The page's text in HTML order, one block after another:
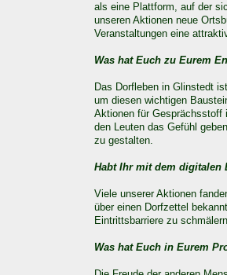
als eine Plattform, auf der
unseren Aktionen neue
Veranstaltungen eine
Was hat Euch zu Eurem
Das Dorfleben in Glinstedt
um diesen wichtigen
Aktionen für Gesprächsstoff
den Leuten das Gefühl
zu gestalten.
Habt Ihr mit dem digitalen
Viele unserer Aktionen
über einen Dorfzettel
Eintrittsbarriere zu
Was hat Euch in Eurem